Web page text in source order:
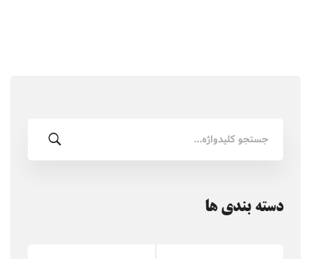
برای:
دسته بندی ها